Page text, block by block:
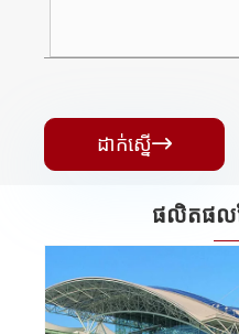
ដាក់ស្នើ
ផលិតផល